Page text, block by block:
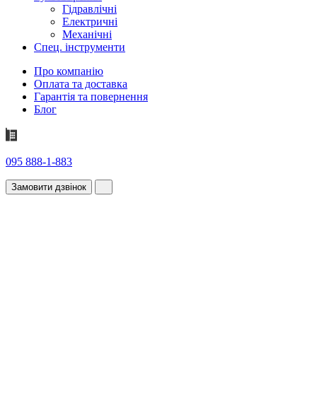
Гідравлічні
Електричні
Механічні
Спец. інструменти
Про компанію
Оплата та доставка
Гарантія та повернення
Блог
095 888-1-883
Замовити дзвінок